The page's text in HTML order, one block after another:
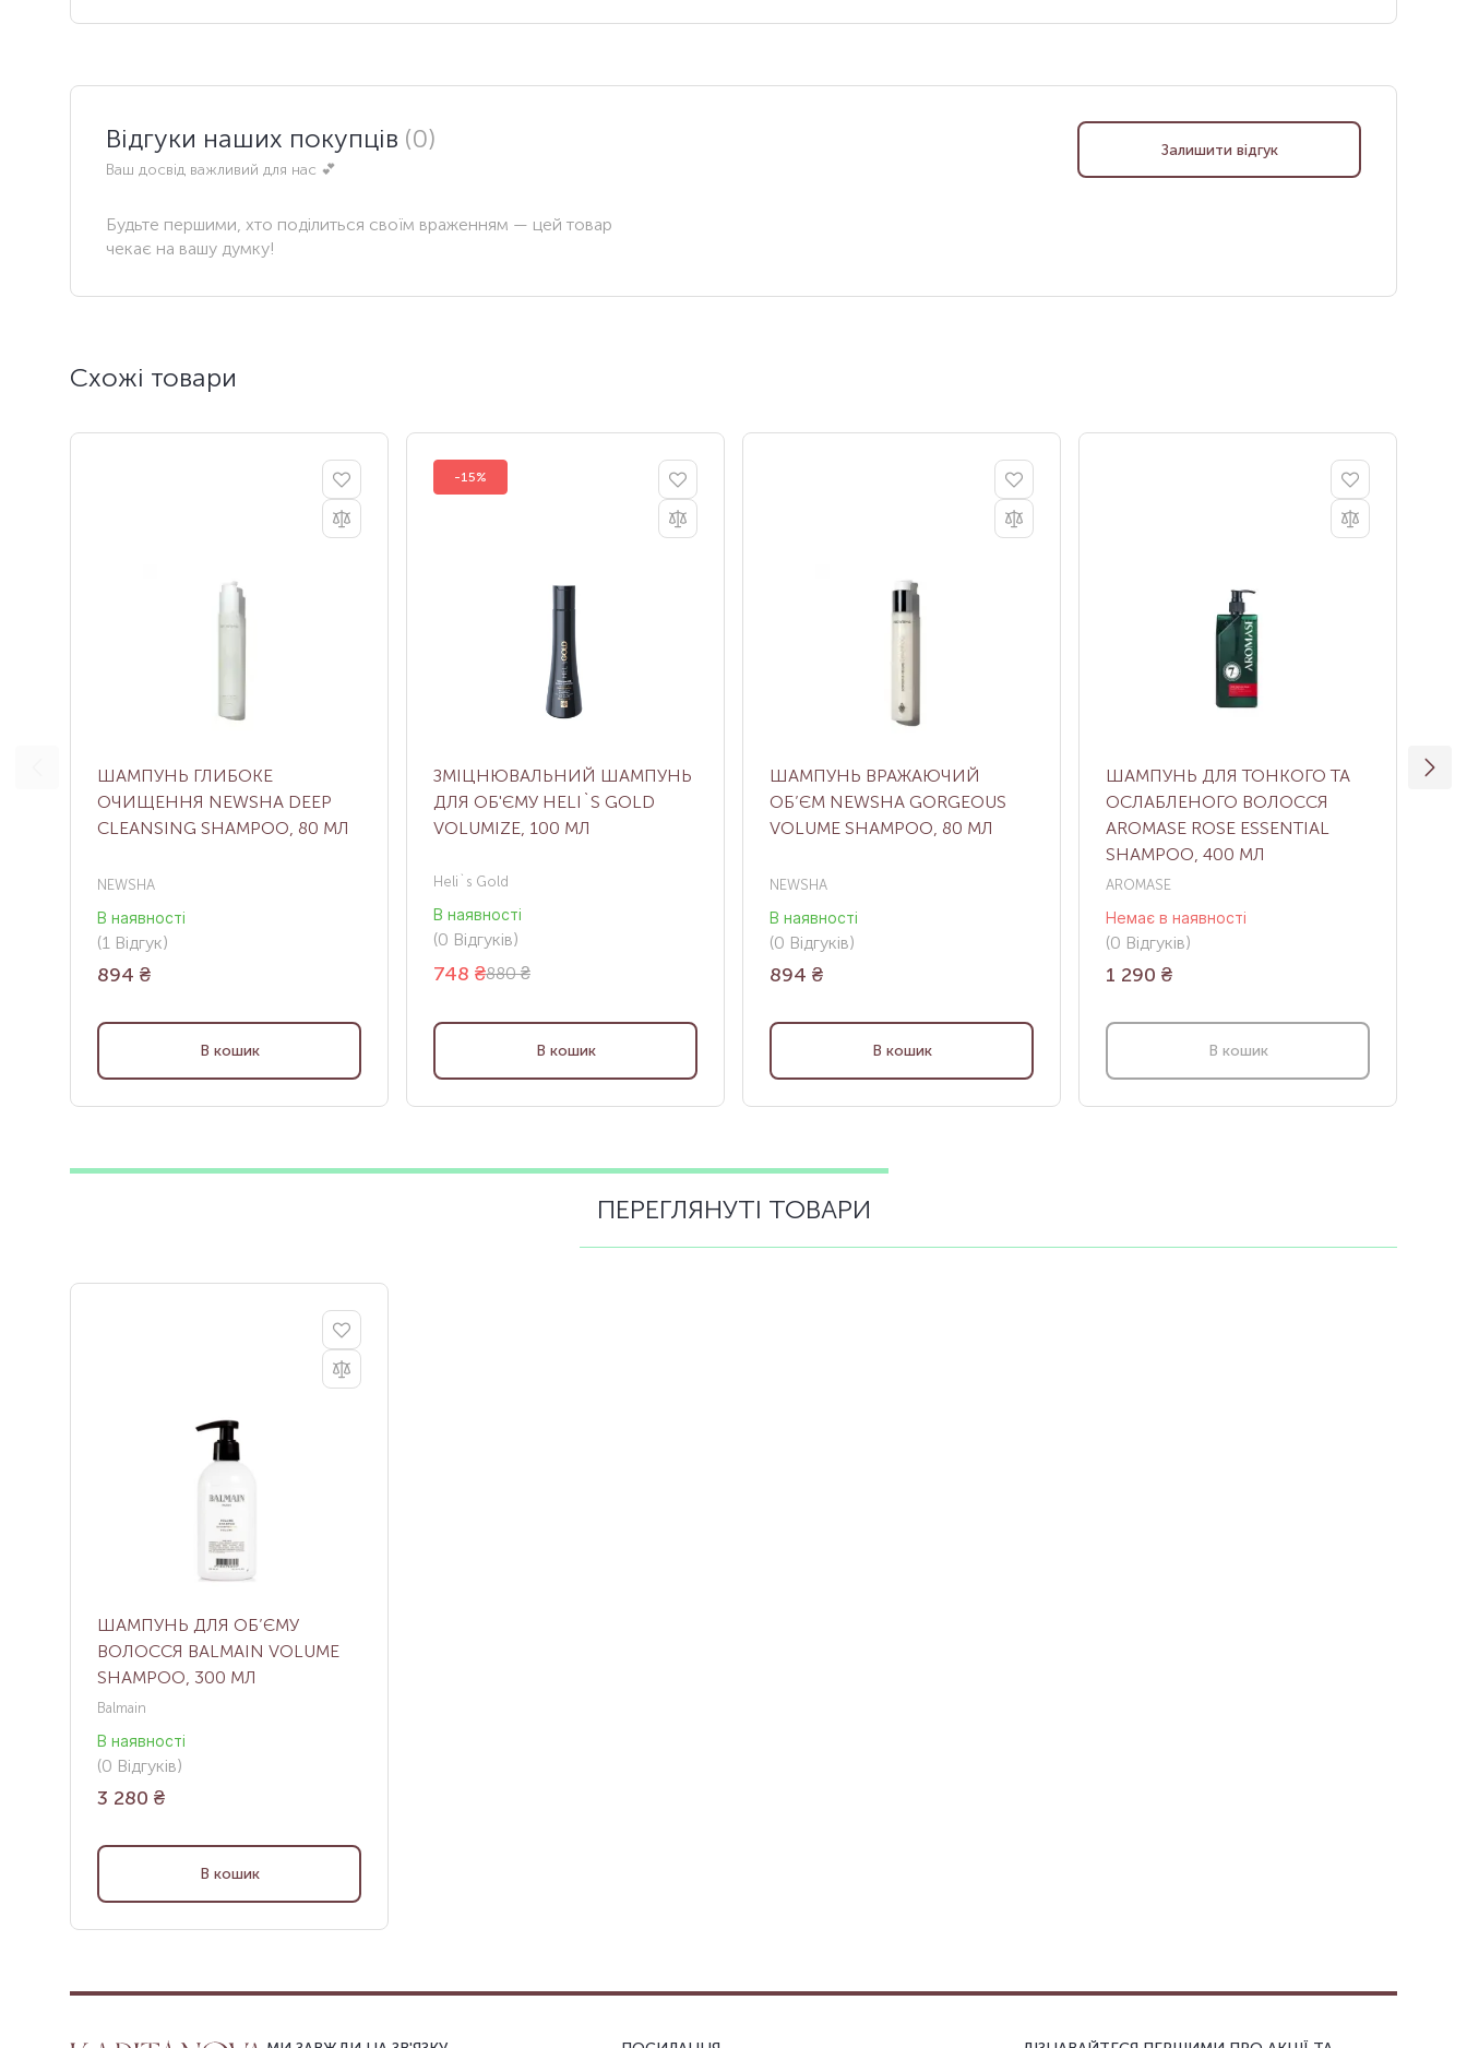
Відгуки наших покупців (0)
Ваш досвід важливий для нас 💕
Залишити відгук
Будьте першими, хто поділиться своїм враженням — цей товар
чекає на вашу думку!
Схожі товари
ШАМПУНЬ ГЛИБОКЕ
ОЧИЩЕННЯ NEWSHA DEEP
CLEANSING SHAMPOO, 80 МЛ
NEWSHA
В наявності
(1 Відгук)
894 ₴
В кошик
-15%
ЗМІЦНЮВАЛЬНИЙ ШАМПУНЬ
ДЛЯ ОБ'ЄМУ HELI`S GOLD
VOLUMIZE, 100 МЛ
Heli`s Gold
В наявності
(0 Відгуків)
880 ₴
748 ₴
В кошик
ШАМПУНЬ ВРАЖАЮЧИЙ
ОБ’ЄМ NEWSHA GORGEOUS
VOLUME SHAMPOO, 80 МЛ
NEWSHA
В наявності
(0 Відгуків)
894 ₴
В кошик
ШАМПУНЬ ДЛЯ ТОНКОГО ТА
ОСЛАБЛЕНОГО ВОЛОССЯ
AROMASE ROSE ESSENTIAL
SHAMPOO, 400 МЛ
AROMASE
Немає в наявності
(0 Відгуків)
1 290 ₴
В кошик
ПЕРЕГЛЯНУТІ ТОВАРИ
ШАМПУНЬ ДЛЯ ОБ’ЄМУ
ВОЛОССЯ BALMAIN VOLUME
SHAMPOO, 300 МЛ
Balmain
В наявності
(0 Відгуків)
3 280 ₴
В кошик